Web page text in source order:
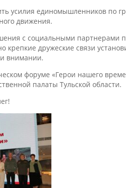
усилия единомышленников по
движения.
с социальными партнерами
крепкие дружеские связи
внимании.
форуме «Герои нашего
палаты Тульской области.